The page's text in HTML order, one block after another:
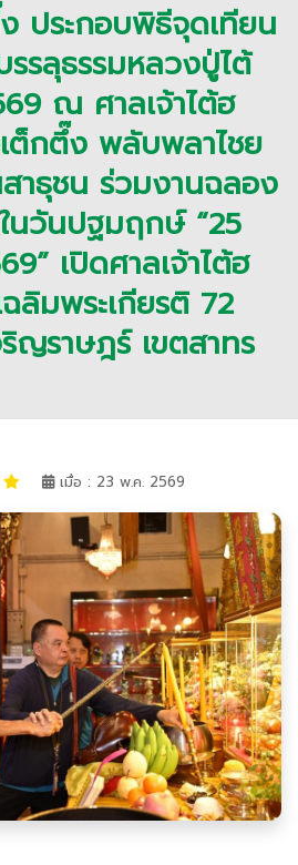
ประกอบพิธีจุดเทียน
รลุธรรมหลวงปู่ไต้
ณ ศาลเจ้าไต้ฮ
ต็กตึ๊ง พลับพลาไชย
าธุชน ร่วมงานฉลอง
นวันปฐมฤกษ์ “25
เปิดศาลเจ้าไต้ฮ
ลิมพระเกียรติ 72
ญราษฎร์ เขตสาทร
เมื่อ : 23 พ.ค. 2569